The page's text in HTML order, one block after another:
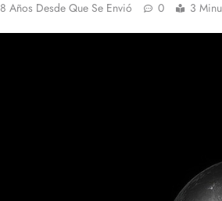
8 Años Desde Que Se Envió 0 3